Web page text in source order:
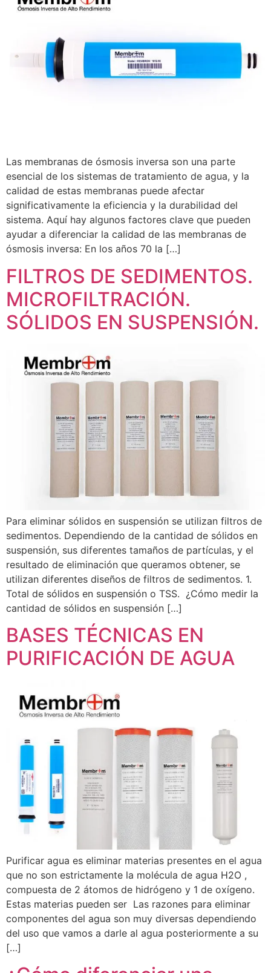
Las membranas de ósmosis inversa son una parte
esencial de los sistemas de tratamiento de agua, y la
calidad de estas membranas puede afectar
significativamente la eficiencia y la durabilidad del
sistema. Aquí hay algunos factores clave que pueden
ayudar a diferenciar la calidad de las membranas de
ósmosis inversa: En los años 70 la […]
FILTROS DE SEDIMENTOS.
MICROFILTRACIÓN.
SÓLIDOS EN SUSPENSIÓN.
Para eliminar sólidos en suspensión se utilizan filtros de
sedimentos. Dependiendo de la cantidad de sólidos en
suspensión, sus diferentes tamaños de partículas, y el
resultado de eliminación que queramos obtener, se
utilizan diferentes diseños de filtros de sedimentos. 1.
Total de sólidos en suspensión o TSS. ¿Cómo medir la
cantidad de sólidos en suspensión […]
BASES TÉCNICAS EN
PURIFICACIÓN DE AGUA
Purificar agua es eliminar materias presentes en el agua
que no son estrictamente la molécula de agua H2O ,
compuesta de 2 átomos de hidrógeno y 1 de oxígeno.
Estas materias pueden ser Las razones para eliminar
componentes del agua son muy diversas dependiendo
del uso que vamos a darle al agua posteriormente a su
[…]